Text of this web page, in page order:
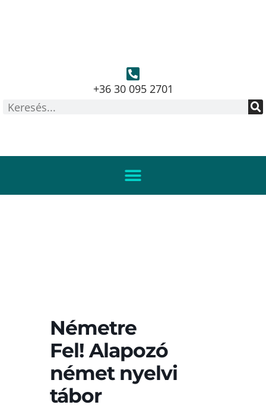
+36 30 095 2701
Németre
Fel! Alapozó
német nyelvi
tábor